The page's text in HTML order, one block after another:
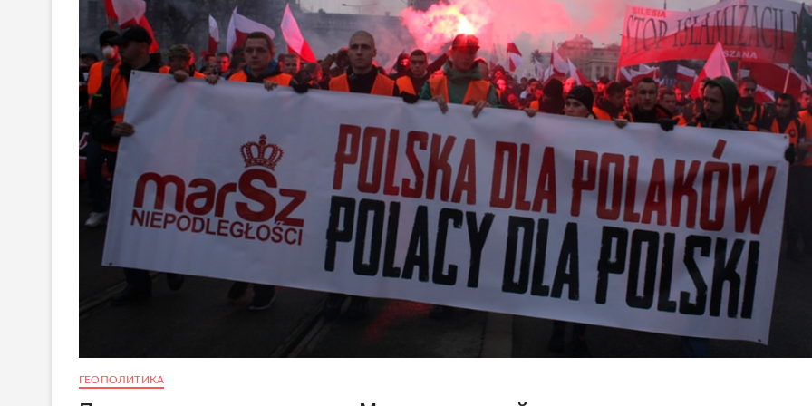
ГЕОПОЛИТИКА